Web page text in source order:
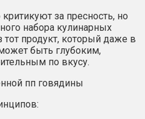
за пресность, но
набора кулинарных
тот продукт, который даже в
быть глубоким,
по вкусу.